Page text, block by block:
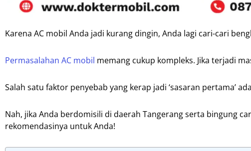
Karena AC mobil Anda jadi kurang dingin, Anda lagi cari-cari
Permasalahan AC mobil memang cukup kompleks. Jika terjadi
Salah satu faktor penyebab yang kerap jadi ‘sasaran pertama’
Nah, jika Anda berdomisili di daerah Tangerang serta bingung
rekomendasinya untuk Anda!